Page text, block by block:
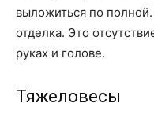
выложиться по
отделка. Это
руках и голове.
Тяжеловесы